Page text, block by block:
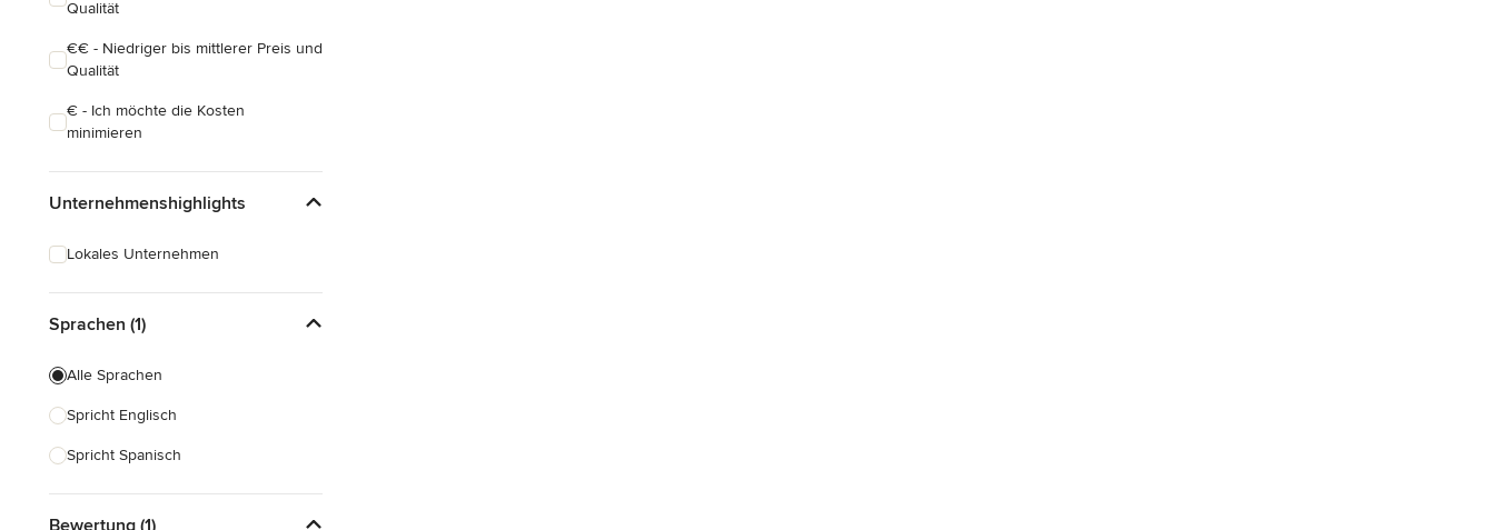
Qualität
€€ - Niedriger bis mittlerer Preis und
Qualität
€ - Ich möchte die Kosten
minimieren
Unternehmenshighlights
Lokales Unternehmen
Sprachen (1)
Alle Sprachen
Spricht Englisch
Spricht Spanisch
Bewertung (1)